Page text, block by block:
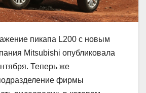
пикапа L200 с новым
Mitsubishi опубликовала
Теперь же
фирмы